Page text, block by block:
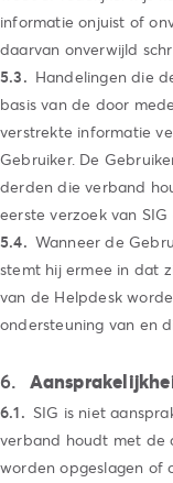
informatie onjuist of
daarvan onverwijld
Handelingen die
basis van de door
verstrekte informatie
Gebruiker. De
derden die verband
eerste verzoek van SIG
Wanneer de
stemt hij ermee in dat
van de Helpdesk
ondersteuning van en
SIG is niet
verband houdt met de
worden opgeslagen of